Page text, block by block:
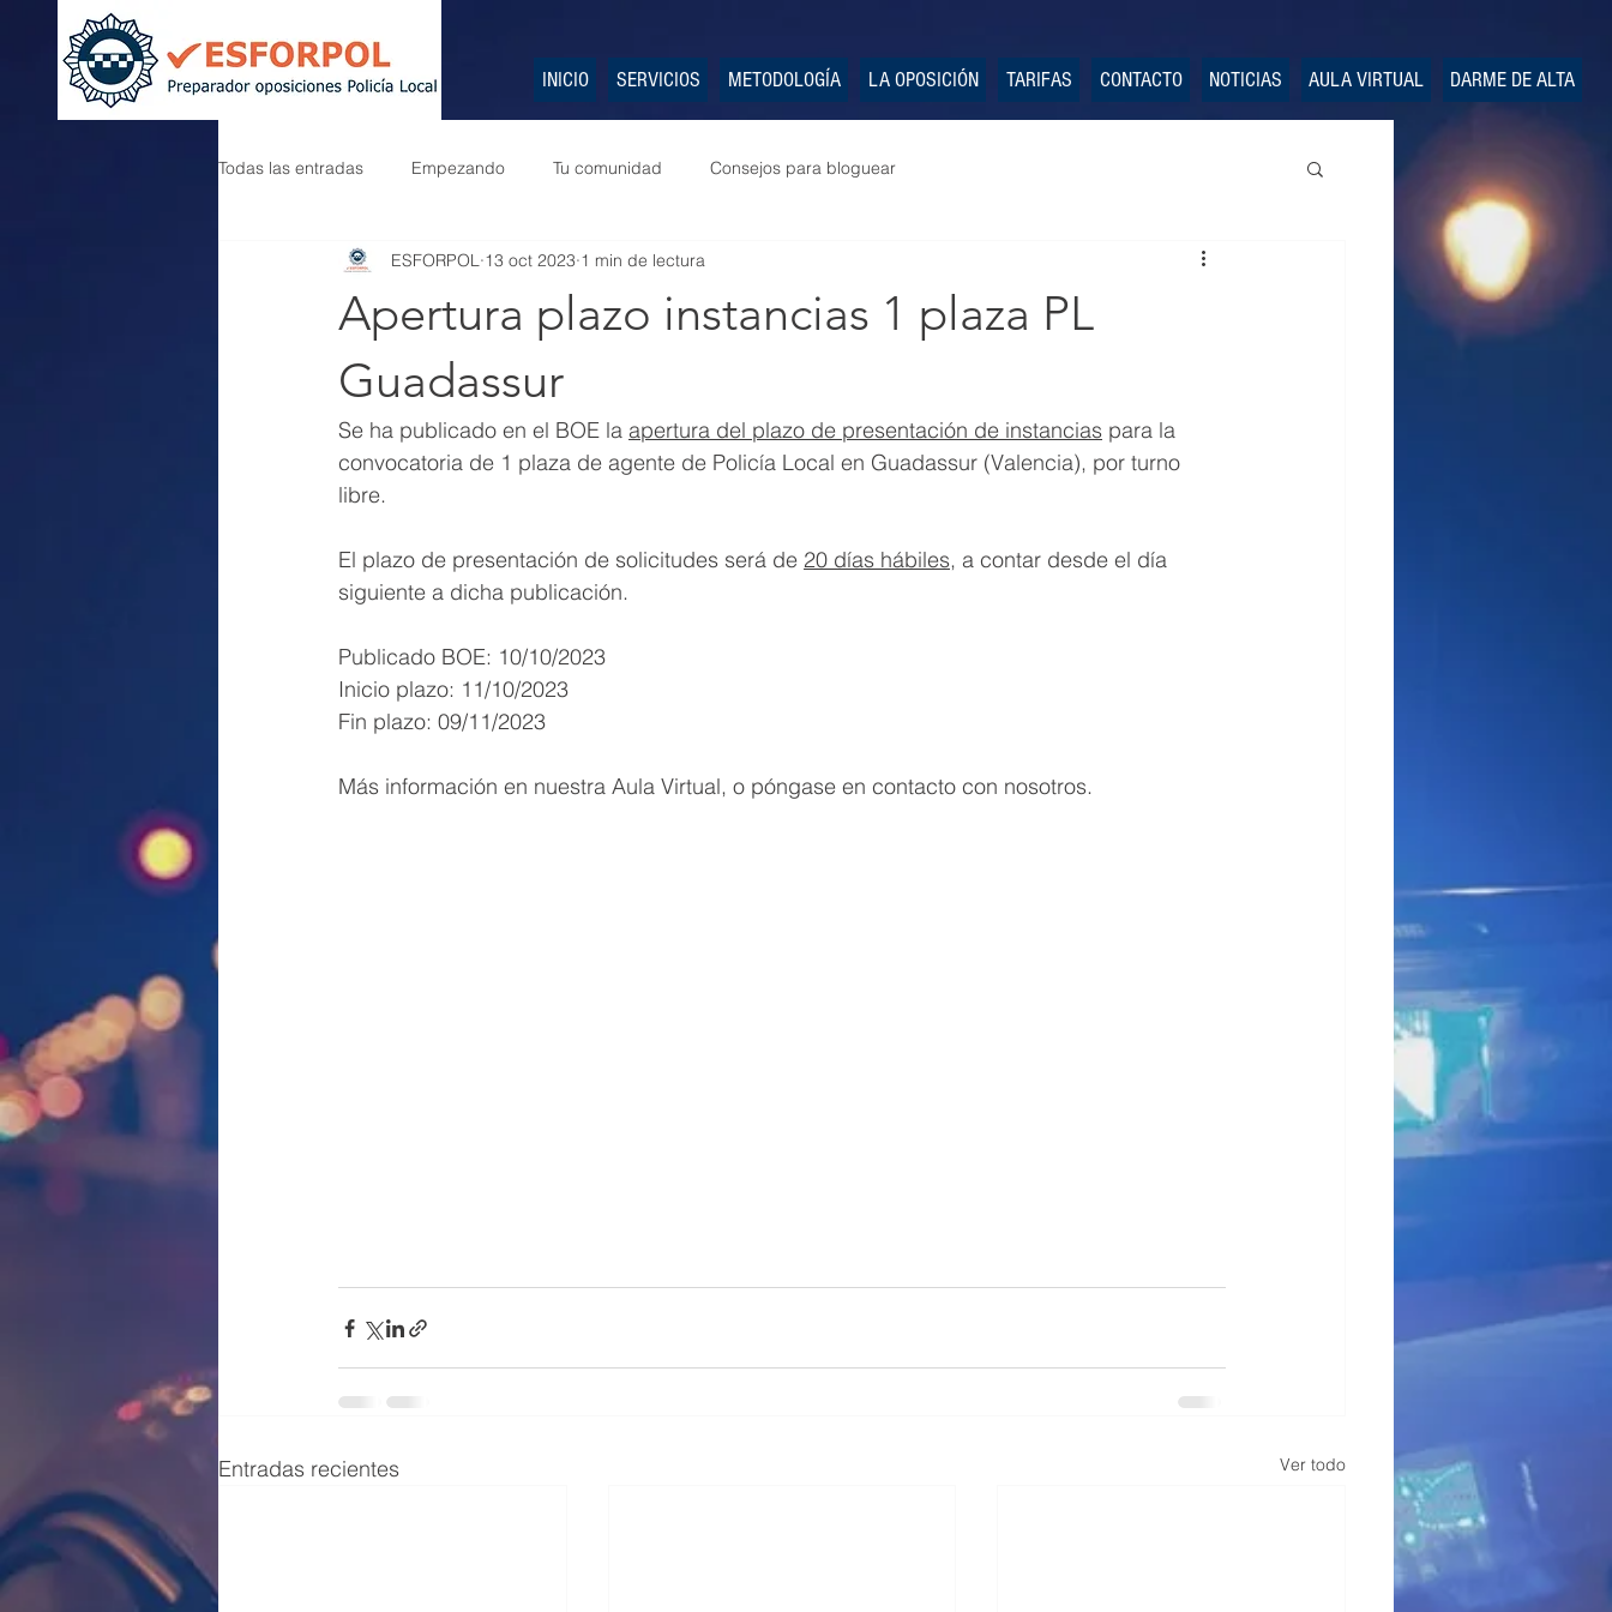
INICIO SERVICIOS METODOLOGÍA LA OPOSICIÓN TARIFAS CONTACTO NOTICIAS AULA VIRTUAL DARME DE ALTA
Todas las entradas Empezando Tu comunidad Consejos para bloguear
Apertura plazo instancias 1 plaza PL
Guadassur
ESFORPOL 13 oct 2023 1 min de lectura
Se ha publicado en el BOE la apertura del plazo de presentación de instancias para la
convocatoria de 1 plaza de agente de Policía Local en Guadassur (Valencia), por turno
libre.
El plazo de presentación de solicitudes será de 20 días hábiles, a contar desde el día
siguiente a dicha publicación.
Publicado BOE: 10/10/2023
Inicio plazo: 11/10/2023
Fin plazo: 09/11/2023
Más información en nuestra Aula Virtual, o póngase en contacto con nosotros.
Entradas recientes Ver todo